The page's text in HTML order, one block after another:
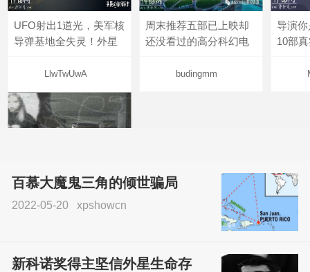
UFO射出1道光，美军核
导弹基地全失灵！外星
LlwTwUwA
周末推荐五部已上映却
还没看过的高分科幻电
budingmm
导演
10部
百慕大魔鬼三角的倾世骗局
2022-05-20 xpshowcn
新科诺奖得主坚信外星生命存